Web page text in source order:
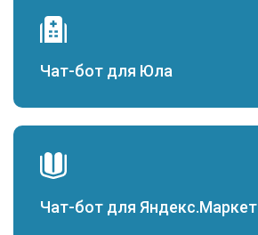
Чат-бот для Юла
Чат-бот для Яндекс.Маркет